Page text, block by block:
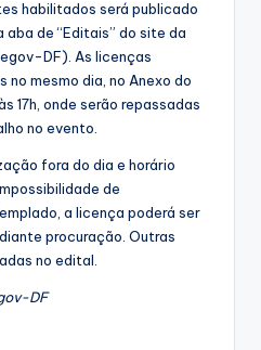
habilitados será publicado
aba de “Editais” do site da
DF). As licenças
no mesmo dia, no Anexo do
17h, onde serão repassadas
no evento.
fora do dia e horário
de
a licença poderá ser
procuração. Outras
no edital.
DF